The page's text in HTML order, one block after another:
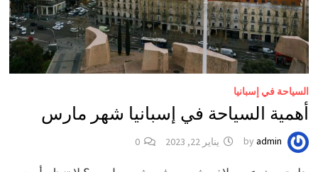
السياحة في إسبانيا
أهمية السياحة في إسبانيا شهر مارس
byadmin يناير 22, 2023 0